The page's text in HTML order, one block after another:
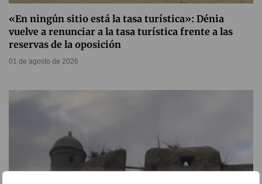
«En ningún sitio está la tasa turística»: Dénia
vuelve a renunciar a la tasa turística frente a las
reservas de la oposición
01 de agosto de 2026